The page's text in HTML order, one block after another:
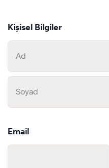
Kişisel Bilgiler
Email